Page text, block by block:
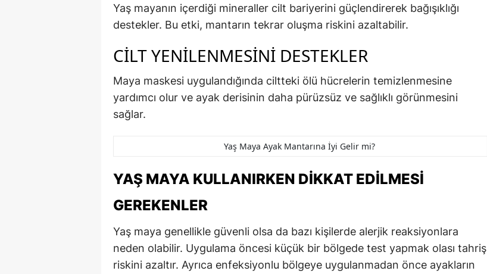
Yaş mayanın içerdiği mineraller cilt bariyerini güçlendirerek bağışıklığı
destekler. Bu etki, mantarın tekrar oluşma riskini azaltabilir.
CILT YENILENMESINI DESTEKLER
Maya maskesi uygulandığında ciltteki ölü hücrelerin temizlenmesine
yardımcı olur ve ayak derisinin daha pürüzsüz ve sağlıklı görünmesini
sağlar.
Yaş Maya Ayak Mantarına İyi Gelir mi?
YAŞ MAYA KULLANIRKEN DIKKAT EDILMESI
GEREKENLER
Yaş maya genellikle güvenli olsa da bazı kişilerde alerjik reaksiyonlara
neden olabilir. Uygulama öncesi küçük bir bölgede test yapmak olası tahriş
riskini azaltır. Ayrıca enfeksiyonlu bölgeye uygulanmadan önce ayakların